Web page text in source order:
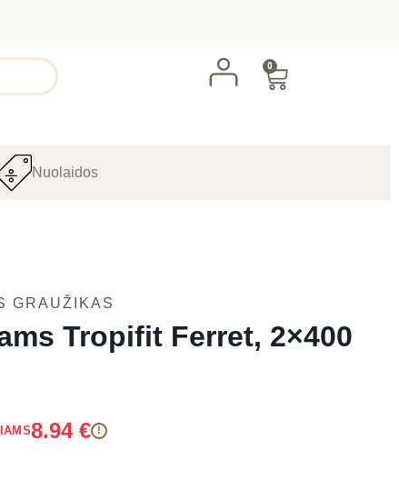
0
Nuolaidos
GRAUŽIKAS
Tropifit Ferret, 2×400
8.94 € !